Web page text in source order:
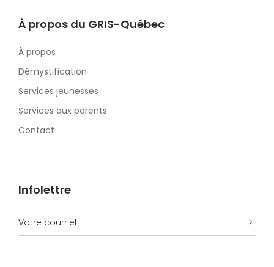
À propos du GRIS-Québec
À propos
Démystification
Services jeunesses
Services aux parents
Contact
Infolettre